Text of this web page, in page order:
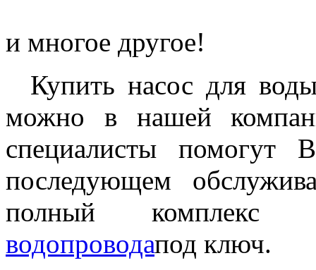
и многое другое!
Купить насос для
можно в нашей
специалисты
последующем
полный
водопроводапод ключ.